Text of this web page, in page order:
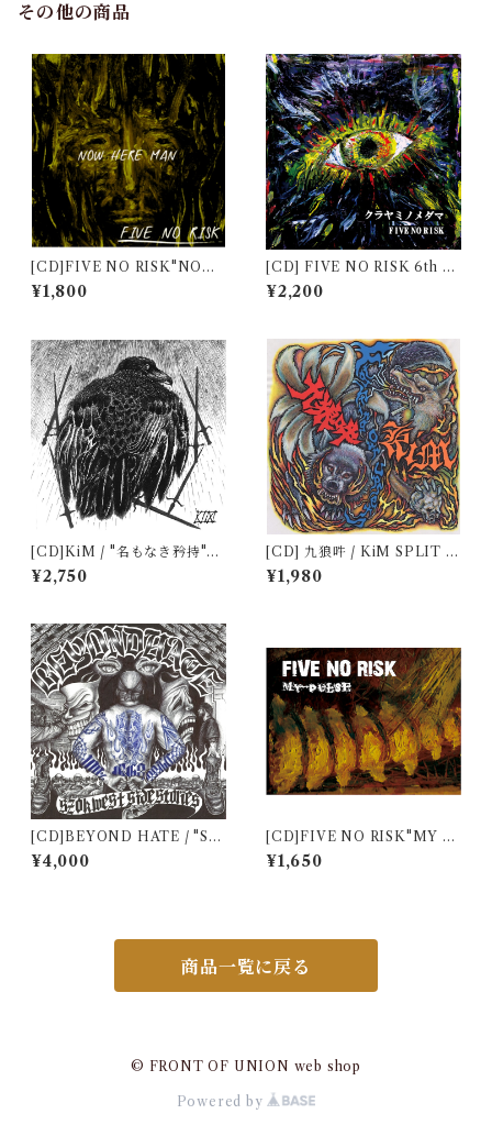
その他の商品
[CD]FIVE NO RISK"NOW
HERE MAN"
¥1,800
[CD] FIVE NO RISK 6th al
bum "クラヤミノメダマ"
¥2,200
[CD]KiM / "名もなき矜持"再
発盤
¥2,750
[CD] 九狼吽 / KiM SPLIT A
LBUM "Fighting our upset
s"
¥1,980
[CD]BEYOND HATE / "SZ
OK West Side Stories" +
"MADE IN JAPAN" セット
¥4,000
[CD]FIVE NO RISK"MY P
ULSE"
¥1,650
商品一覧に戻る
© FRONT OF UNION web shop
Powered by